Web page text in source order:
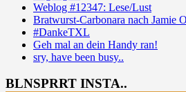
Weblog #12347: Lese/Lust
Bratwurst-Carbonara nach Jamie
#DankeTXL
Geh mal an dein Handy ran!
sry, have been busy..
BLNSPRRT INSTA..